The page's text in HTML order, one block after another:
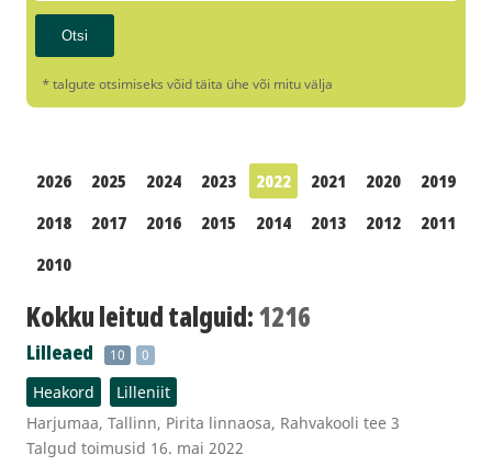
* talgute otsimiseks võid täita ühe või mitu välja
2026 2025 2024 2023 2022 2021 2020
2019
2018
2017 2016 2015 2014 2013 2012
2011
2010
Kokku leitud talguid:1216
Lilleaed 10 0
Heakord
Lilleniit
Harjumaa, Tallinn, Pirita linnaosa, Rahvakooli tee 3
Talgud toimusid 16. mai 2022